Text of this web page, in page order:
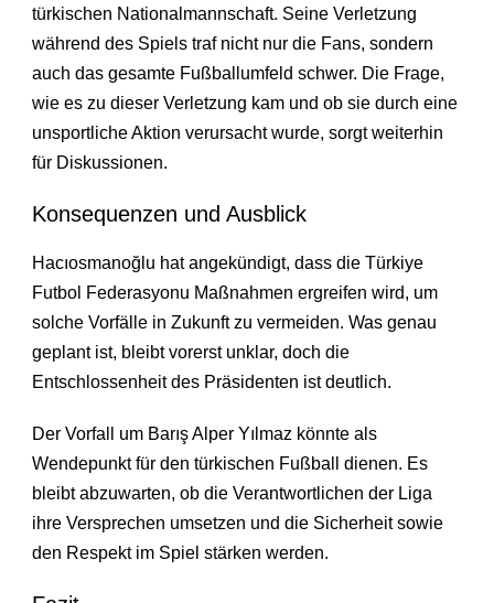
türkischen Nationalmannschaft. Seine Verletzung
während des Spiels traf nicht nur die Fans, sondern
auch das gesamte Fußballumfeld schwer. Die Frage,
wie es zu dieser Verletzung kam und ob sie durch eine
unsportliche Aktion verursacht wurde, sorgt weiterhin
für Diskussionen.
Konsequenzen und Ausblick
Hacıosmanoğlu hat angekündigt, dass die Türkiye
Futbol Federasyonu Maßnahmen ergreifen wird, um
solche Vorfälle in Zukunft zu vermeiden. Was genau
geplant ist, bleibt vorerst unklar, doch die
Entschlossenheit des Präsidenten ist deutlich.
Der Vorfall um Barış Alper Yılmaz könnte als
Wendepunkt für den türkischen Fußball dienen. Es
bleibt abzuwarten, ob die Verantwortlichen der Liga
ihre Versprechen umsetzen und die Sicherheit sowie
den Respekt im Spiel stärken werden.